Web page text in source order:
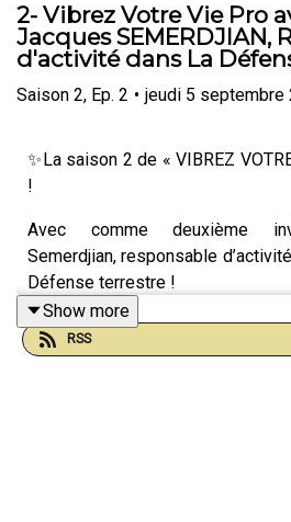
2- Vibrez Votre Vie Pro
Jacques SEMERDJIAN,
d'activité dans La
Saison 2, Ep. 2 • jeudi 5 septembre
✨La saison 2 de « VIBREZ
!
Avec comme deuxième
Semerdjian, responsable
Défense terrestre !
Show more
RSS